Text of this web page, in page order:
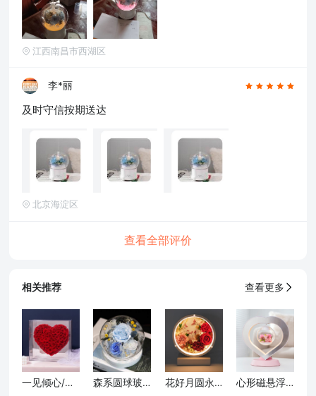
江西南昌市西湖区
李*丽
及时守信按期送达
北京海淀区
查看全部评价
相关推荐 查看更多
一见倾心/镜面爱心永生花礼盒-挚爱红
森系圆球玻璃罩带灯款摆件/蓝色
花好月圆永生花台灯/送长辈老师定制款
心形磁悬浮永生花夜灯/带音箱款